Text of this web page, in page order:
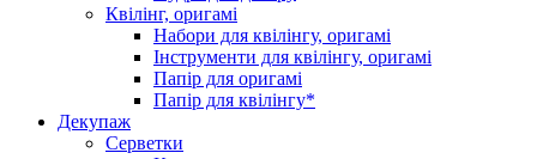
Квілінг, оригамі
Набори для квілінгу, оригамі
Інструменти для квілінгу, оригамі
Папір для оригамі
Папір для квілінгу*
Декупаж
Серветки